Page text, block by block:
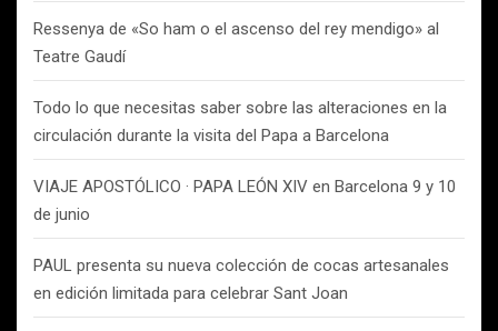
Ressenya de «So ham o el ascenso del rey mendigo» al
Teatre Gaudí
Todo lo que necesitas saber sobre las alteraciones en la
circulación durante la visita del Papa a Barcelona
VIAJE APOSTÓLICO · PAPA LEÓN XIV en Barcelona 9 y 10
de junio
PAUL presenta su nueva colección de cocas artesanales
en edición limitada para celebrar Sant Joan